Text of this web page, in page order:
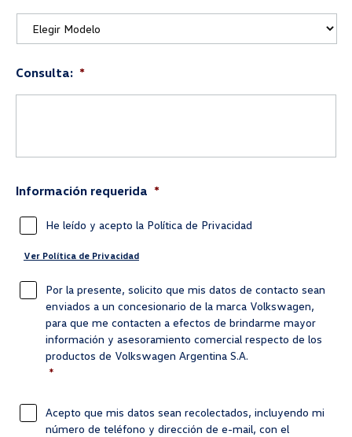
Consulta: *
Información requerida *
He leído y acepto la Política de Privacidad
Ver Política de Privacidad
Información requerida *
Por la presente, solicito que mis datos de contacto sean
enviados a un concesionario de la marca Volkswagen,
para que me contacten a efectos de brindarme mayor
información y asesoramiento comercial respecto de los
productos de Volkswagen Argentina S.A.
*
Información requerida *
Acepto que mis datos sean recolectados, incluyendo mi
número de teléfono y dirección de e-mail, con el